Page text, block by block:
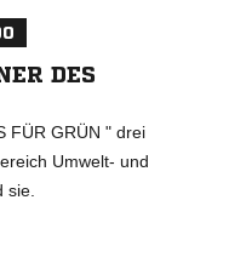
DES
FÜR GRÜN " drei
Umwelt- und
sie.